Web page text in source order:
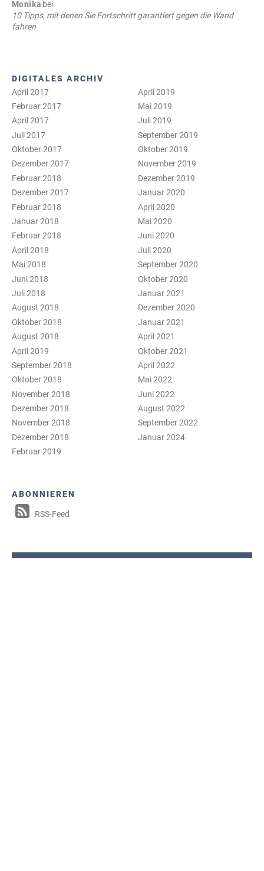
Monika bei
10 Tipps, mit denen Sie Fortschritt garantiert gegen die Wand
fahren
DIGITALES ARCHIV
April 2017
Februar 2017
April 2017
Juli 2017
Oktober 2017
Dezember 2017
Februar 2018
Dezember 2017
Februar 2018
Januar 2018
Februar 2018
April 2018
Mai 2018
Juni 2018
Juli 2018
August 2018
Oktober 2018
August 2018
April 2019
September 2018
Oktober 2018
November 2018
Dezember 2018
November 2018
Dezember 2018
Februar 2019
April 2019
Mai 2019
Juli 2019
September 2019
Oktober 2019
November 2019
Dezember 2019
Januar 2020
April 2020
Mai 2020
Juni 2020
Juli 2020
September 2020
Oktober 2020
Januar 2021
Dezember 2020
Januar 2021
April 2021
Oktober 2021
April 2022
Mai 2022
Juni 2022
August 2022
September 2022
Januar 2024
ABONNIEREN
RSS-Feed